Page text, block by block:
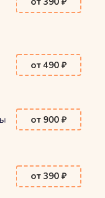
от 490 ₽
от 900 ₽
от 390 ₽